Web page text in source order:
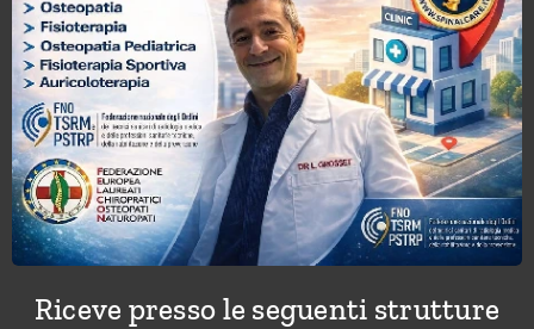
Riceve presso le seguenti strutture